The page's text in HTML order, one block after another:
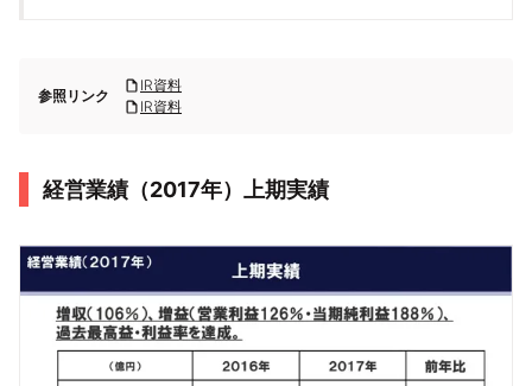
参照リンク
IR資料
IR資料
経営業績（2017年）上期実績